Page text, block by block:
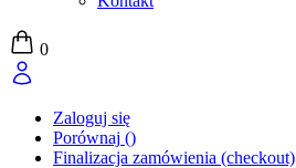
0
Zaloguj się
Porównaj ()
Finalizacja zamówienia (checkout)